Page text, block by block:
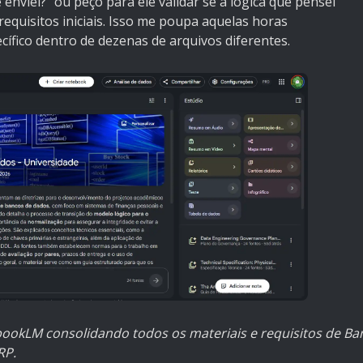
iniciais. Isso me poupa aquelas horas
dentro de dezenas de arquivos diferentes.
consolidando todos os materiais e requisitos de